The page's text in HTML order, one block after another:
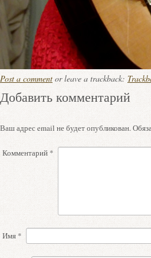
Post a comment or leave a trackback:
Добавить комментарий
Ваш адрес email не будет опубликован.
Комментарий *
Имя *